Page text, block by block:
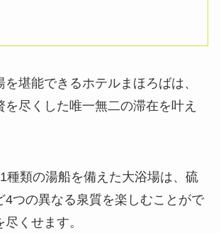
堪能できるホテルまほろばは、
尽くした唯一無二の滞在を叶え
種類の湯船を備えた大浴場は、硫
4つの異なる泉質を楽しむことがで
くせます。